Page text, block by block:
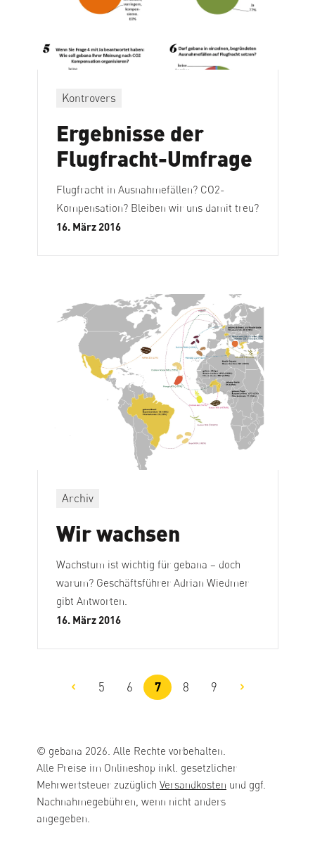
Kontrovers
Ergebnisse der
Flugfracht-Umfrage
Flugfracht in Ausnahmefällen? CO2-
Kompensation? Bleiben wir uns damit treu?
16. März 2016
Archiv
Wir wachsen
Wachstum ist wichtig für gebana – doch
warum? Geschäftsführer Adrian Wiedmer
gibt Antworten.
16. März 2016
Seite
5
Seite
6
Seite
7
Seite
8
Seite
9
© gebana 2026. Alle Rechte vorbehalten.
Alle Preise im Onlineshop inkl. gesetzlicher
Mehrwertsteuer zuzüglich Versandkosten und ggf.
Nachnahmegebühren, wenn nicht anders
angegeben.